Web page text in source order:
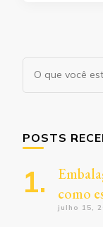
Procurando
algo?
POSTS
como
julho 15,